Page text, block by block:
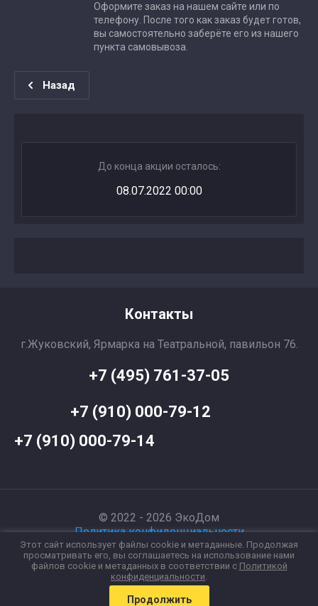
До конца акции осталось:
08.07.2022 00:00
Оформите заказ на нашем сайте или по
телефону. После того как заказ будет готов,
вы самостоятельно заберёте его из нашего
пункта самовывоза.
Назад
Контакты
г.Жуковский, Ярмарка на Театральной, павильон 76.
+7 (495) 761-37-05
+7 (910) 000-79-12
+7 (910) 000-79-14
© 2022 - 2026 ЭкоДом
Политика конфиденциальности
Создать сайтв Мегагрупп.ру
Этот сайт использует файлы cookie и метаданные. Продолжая
просматривать его, вы соглашаетесь на использование нами
файлов cookie и метаданных в соответствии с Политикой
конфиденциальности.
Продолжить